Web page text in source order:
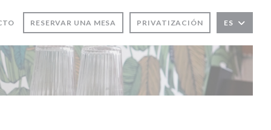
VENTANA))
RESERVAR UNA MESA PRIVATIZACIÓN ES